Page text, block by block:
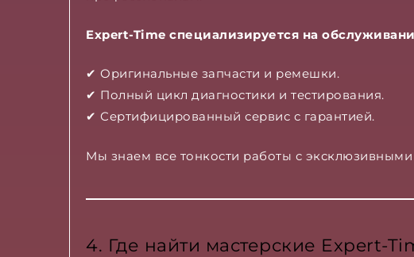
Expert-Time специализируется на
✔ Оригинальные запчасти и ремешки.
✔ Полный цикл диагностики и тестирования.
✔ Сертифицированный сервис с гарантией.
Мы знаем все тонкости работы с
4. Где найти мастерские Expert-